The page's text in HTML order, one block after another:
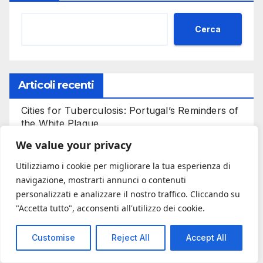
We value your privacy
Utilizziamo i cookie per migliorare la tua esperienza di
navigazione, mostrarti annunci o contenuti
personalizzati e analizzare il nostro traffico. Cliccando su
"Accetta tutto", acconsenti all'utilizzo dei cookie.
Customise Reject All Accept All
Cerca
Articoli recenti
Cities for Tuberculosis: Portugal’s Reminders of
the White Plague
Bezzecchi prova a salvare il podio, Martin in
volo nel Mondiale
succede di tutto a Silverstone! Gonzalez
disastro, vince Salac!
Cristiano Ronaldo’s Success Formula: The